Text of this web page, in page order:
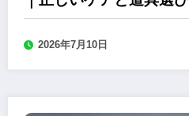
2026年7月10日